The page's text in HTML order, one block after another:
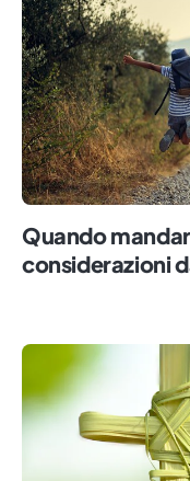
Quando
considerazioni